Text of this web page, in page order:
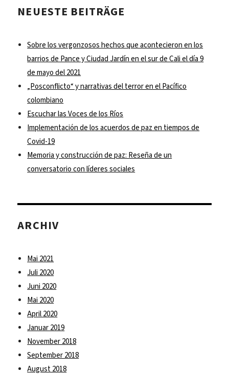
NEUESTE BEITRÄGE
Sobre los vergonzosos hechos que acontecieron en los
barrios de Pance y Ciudad Jardín en el sur de Cali el día 9
de mayo del 2021
„Posconflicto“ y narrativas del terror en el Pacífico
colombiano
Escuchar las Voces de los Ríos
Implementación de los acuerdos de paz en tiempos de
Covid-19
Memoria y construcción de paz: Reseña de un
conversatorio con líderes sociales
ARCHIV
Mai 2021
Juli 2020
Juni 2020
Mai 2020
April 2020
Januar 2019
November 2018
September 2018
August 2018